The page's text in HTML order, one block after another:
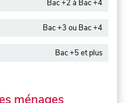
Bac +2 à Bac +4
Bac +3 ou Bac +4
Bac +5 et plus
ménages